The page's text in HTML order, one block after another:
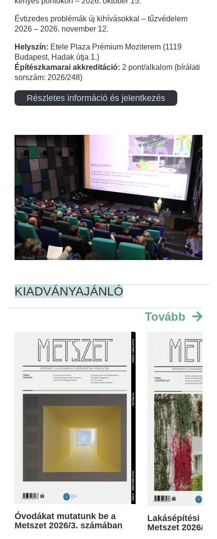
Évtizedes problémák új kihívásokkal – tűzvédelem
2026 – 2026. november 12.
Helyszín: Etele Plaza Prémium Moziterem (1119
Budapest, Hadak útja 1.)
Építészkamarai akkreditáció: 2 pont/alkalom (bírálati
sorszám: 2026/248)
Részletes információ és jelentkezés
KIADVÁNYAJÁNLÓ
Tovább
Óvodákat mutatunk be a
Metszet 2026/3. számában
Lakásépítési
Metszet 2026/2.